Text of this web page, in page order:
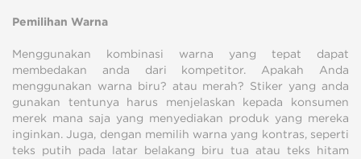
Pemilihan Warna
Menggunakan kombinasi warna yang tepat dapat
membedakan anda dari kompetitor. Apakah Anda
menggunakan warna biru? atau merah? Stiker yang anda
gunakan tentunya harus menjelaskan kepada konsumen
merek mana saja yang menyediakan produk yang mereka
inginkan. Juga, dengan memilih warna yang kontras, seperti
teks putih pada latar belakang biru tua atau teks hitam